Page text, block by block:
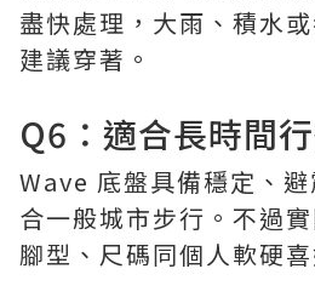
盡快處理，大雨、積水
建議穿著。
Q6：適合長時間
Wave 底盤具備穩定、
合一般城市步行。不過
腳型、尺碼同個人軟硬喜